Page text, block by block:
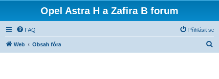
Opel Astra H a Zafira B forum
FAQ Přihlásit se
Web Obsah fóra